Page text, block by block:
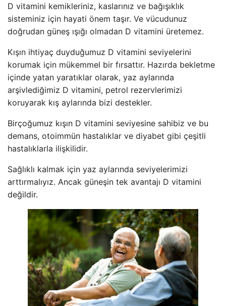
D vitamini kemikleriniz, kaslarınız ve bağışıklık
sisteminiz için hayati önem taşır. Ve vücudunuz
doğrudan güneş ışığı olmadan D vitamini üretemez.
Kışın ihtiyaç duyduğumuz D vitamini seviyelerini
korumak için mükemmel bir fırsattır. Hazırda bekletme
içinde yatan yaratıklar olarak, yaz aylarında
arşivlediğimiz D vitamini, petrol rezervlerimizi
koruyarak kış aylarında bizi destekler.
Birçoğumuz kışın D vitamini seviyesine sahibiz ve bu
demans, otoimmün hastalıklar ve diyabet gibi çeşitli
hastalıklarla ilişkilidir.
Sağlıklı kalmak için yaz aylarında seviyelerimizi
arttırmalıyız. Ancak güneşin tek avantajı D vitamini
değildir.